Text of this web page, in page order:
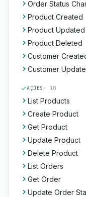
Order Status
Product Created
Product Updated
Product Deleted
Customer
Customer
AÇÕES · 10
List Products
Create Product
Get Product
Update Product
Delete Product
List Orders
Get Order
Update Order